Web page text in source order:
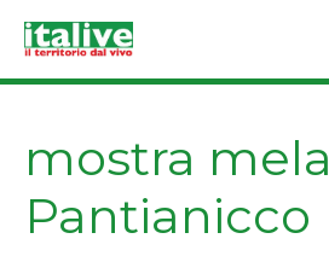
mostra mela
Pantianicco